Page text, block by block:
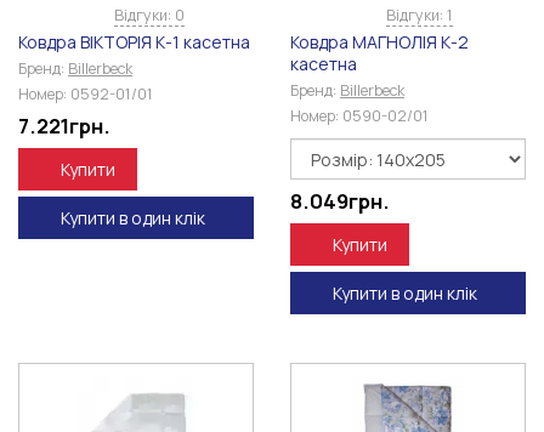
Відгуки: 0
Ковдра ВІКТОРІЯ К-1 касетна
Бренд: Billerbeck
Номер: 0592-01/01
7.221грн.
Купити
Купити в один клік
Відгуки: 1
Ковдра МАГНОЛІЯ К-2
касетна
Бренд: Billerbeck
Номер: 0590-02/01
8.049грн.
Купити
Купити в один клік